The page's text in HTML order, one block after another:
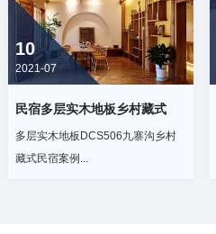
10
2021-07
民宿多层实木地板乡村藏式
多层实木地板DCS506九寨沟乡村
藏式民宿案例...